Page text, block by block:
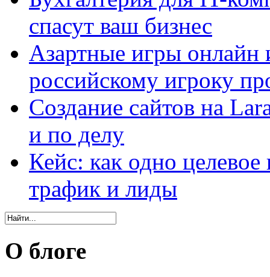
спасут ваш бизнес
Азартные игры онлайн
российскому игроку
Создание сайтов на
и по делу
Кейс: как одно
трафик и лиды
О блоге